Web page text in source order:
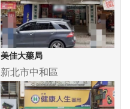
美佳大藥局
新北市中和區